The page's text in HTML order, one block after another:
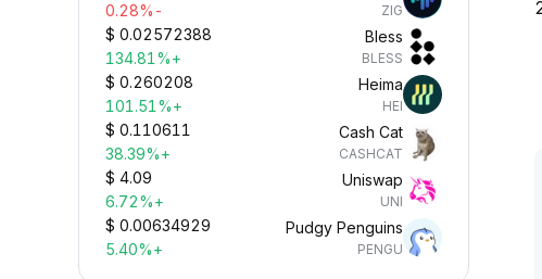
ZIG
-0.28%
Bless
BLESS
$ 0.02572388
+134.81%
Heima
HEI
$ 0.260208
+101.51%
Cash Cat
CASHCAT
$ 0.110611
+38.39%
Uniswap
UNI
$ 4.09
+6.72%
Pudgy Penguins
PENGU
$ 0.00634929
+5.40%